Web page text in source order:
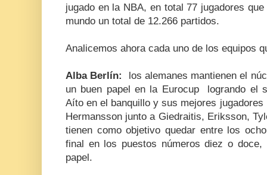
jugado en la NBA, en total 77 jugadores
mundo un total de 12.266 partidos.
Analicemos ahora cada uno de los equipos
Alba Berlín:
los alemanes mantienen el
un buen papel en la Eurocup
logrando el
Aíto en el banquillo y sus mejores
Hermansson junto a Giedraitis, Eriksson,
tienen como objetivo quedar entre los
final en los puestos números diez o doce,
papel.